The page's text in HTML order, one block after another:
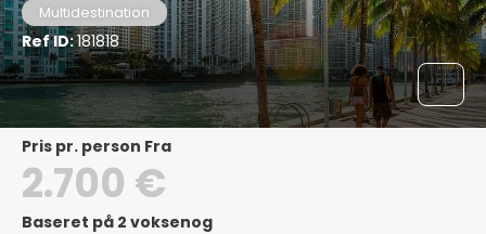
Multidestination
Ref ID:181818
pris pr. person Fra
2.700 €
Baseret på 2 voksenog